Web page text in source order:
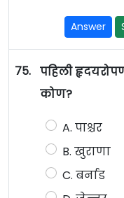
Answer
75. पहिली हृदयरोपण
कोण?
A. पाश्चर
B. खुराणा
C. बर्नाड